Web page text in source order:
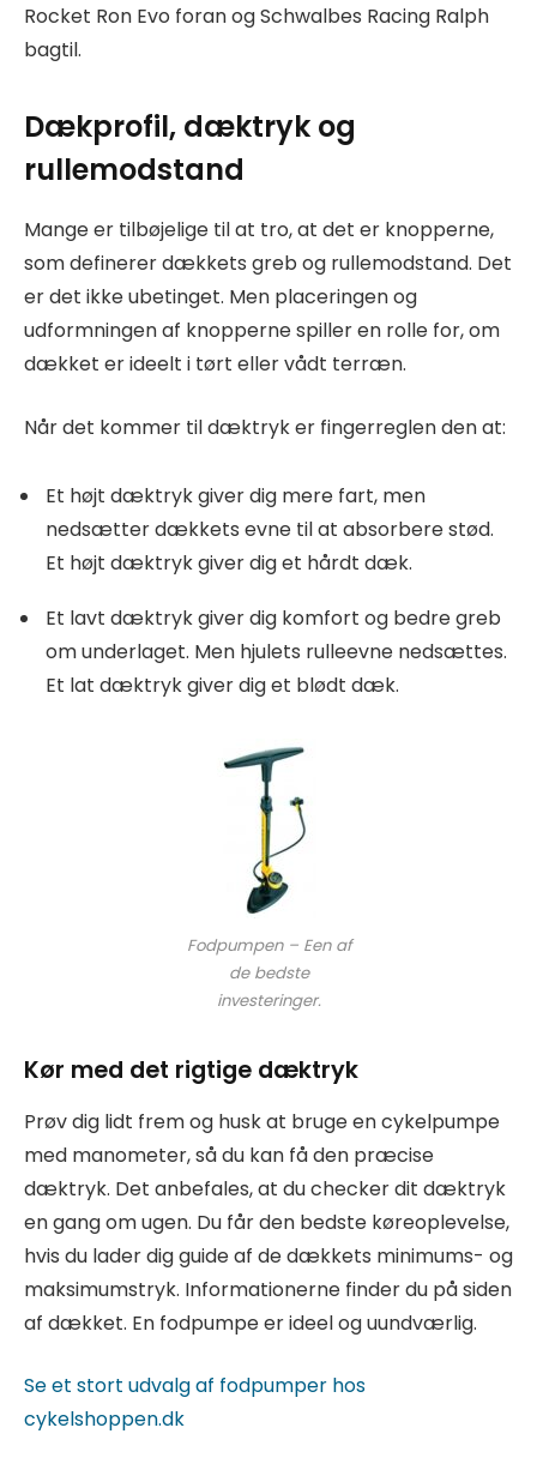
Rocket Ron Evo foran og Schwalbes Racing Ralph
bagtil.
Dækprofil, dæktryk og
rullemodstand
Mange er tilbøjelige til at tro, at det er knopperne,
som definerer dækkets greb og rullemodstand. Det
er det ikke ubetinget. Men placeringen og
udformningen af knopperne spiller en rolle for, om
dækket er ideelt i tørt eller vådt terræn.
Når det kommer til dæktryk er fingerreglen den at:
Et højt dæktryk giver dig mere fart, men
nedsætter dækkets evne til at absorbere stød.
Et højt dæktryk giver dig et hårdt dæk.
Et lavt dæktryk giver dig komfort og bedre greb
om underlaget. Men hjulets rulleevne nedsættes.
Et lat dæktryk giver dig et blødt dæk.
Fodpumpen – Een af
de bedste
investeringer.
Kør med det rigtige dæktryk
Prøv dig lidt frem og husk at bruge en cykelpumpe
med manometer, så du kan få den præcise
dæktryk. Det anbefales, at du checker dit dæktryk
en gang om ugen. Du får den bedste køreoplevelse,
hvis du lader dig guide af de dækkets minimums- og
maksimumstryk. Informationerne finder du på siden
af dækket. En fodpumpe er ideel og uundværlig.
Se et stort udvalg af fodpumper hos
cykelshoppen.dk